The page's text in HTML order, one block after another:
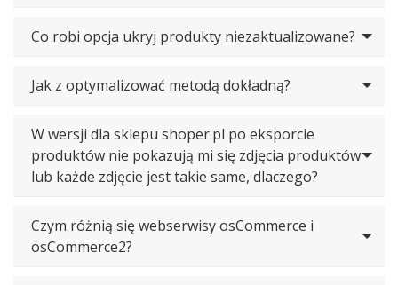
Co robi opcja ukryj produkty niezaktualizowane?
Jak z optymalizować metodą dokładną?
W wersji dla sklepu shoper.pl po eksporcie
produktów nie pokazują mi się zdjęcia produktów
lub każde zdjęcie jest takie same, dlaczego?
Czym różnią się webserwisy osCommerce i
osCommerce2?